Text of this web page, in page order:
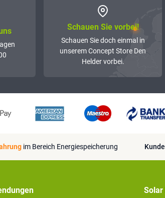
Schauen Sie vorbei!
Schauen Sie doch einmal in
unserem Concept Store Den
Helder vorbei.
im Bereich Energiespeicherung
Solar